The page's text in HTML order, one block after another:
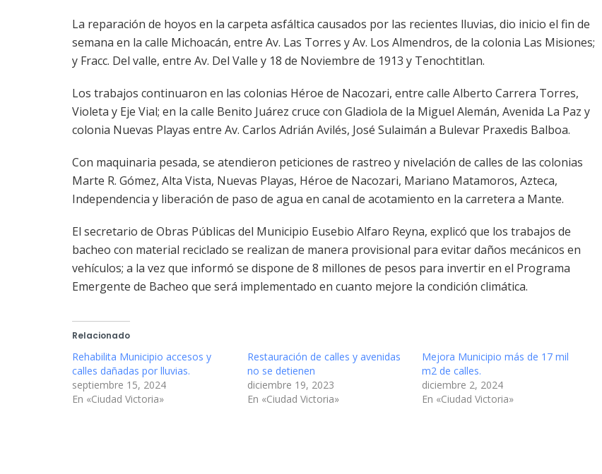
La reparación de hoyos en la carpeta asfáltica causados por las recientes lluvias, dio inicio el fin de
semana en la calle Michoacán, entre Av. Las Torres y Av. Los Almendros, de la colonia Las Misiones;
y Fracc. Del valle, entre Av. Del Valle y 18 de Noviembre de 1913 y Tenochtitlan.
Los trabajos continuaron en las colonias Héroe de Nacozari, entre calle Alberto Carrera Torres,
Violeta y Eje Vial; en la calle Benito Juárez cruce con Gladiola de la Miguel Alemán, Avenida La Paz y
colonia Nuevas Playas entre Av. Carlos Adrián Avilés, José Sulaimán a Bulevar Praxedis Balboa.
Con maquinaria pesada, se atendieron peticiones de rastreo y nivelación de calles de las colonias
Marte R. Gómez, Alta Vista, Nuevas Playas, Héroe de Nacozari, Mariano Matamoros, Azteca,
Independencia y liberación de paso de agua en canal de acotamiento en la carretera a Mante.
El secretario de Obras Públicas del Municipio Eusebio Alfaro Reyna, explicó que los trabajos de
bacheo con material reciclado se realizan de manera provisional para evitar daños mecánicos en
vehículos; a la vez que informó se dispone de 8 millones de pesos para invertir en el Programa
Emergente de Bacheo que será implementado en cuanto mejore la condición climática.
Relacionado
Rehabilita Municipio accesos y
calles dañadas por lluvias.
septiembre 15, 2024
En «Ciudad Victoria»
Restauración de calles y avenidas
no se detienen
diciembre 19, 2023
En «Ciudad Victoria»
Mejora Municipio más de 17 mil
m2 de calles.
diciembre 2, 2024
En «Ciudad Victoria»